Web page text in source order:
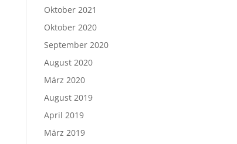
Oktober 2021
Oktober 2020
September 2020
August 2020
März 2020
August 2019
April 2019
März 2019